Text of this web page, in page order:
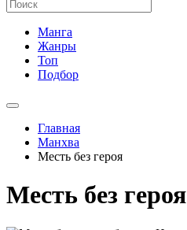
Манга
Жанры
Топ
Подбор
Главная
Манхва
Месть без героя
Месть без героя